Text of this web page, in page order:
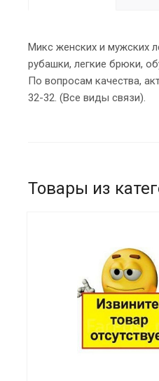
Микс женских и мужских
рубашки, легкие брюки,
По вопросам качества,
32-32. (Все виды связи).
Товары из